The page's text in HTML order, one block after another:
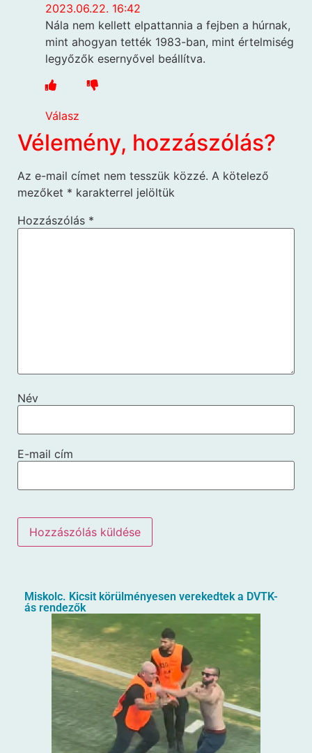
2023.06.22. 16:42
Nála nem kellett elpattannia a fejben a húrnak,
mint ahogyan tették 1983-ban, mint értelmiség
legyőzők esernyővel beállítva.
Válasz
Vélemény, hozzászólás?
Az e-mail címet nem tesszük közzé. A kötelező
mezőket * karakterrel jelöltük
Hozzászólás *
Név
E-mail cím
Miskolc. Kicsit körülményesen verekedtek a DVTK-
ás rendezők